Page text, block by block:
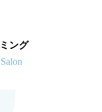
ミング